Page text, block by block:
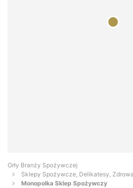
Orły Branży Spożywczej
Sklepy Spożywcze, Delikatesy,
Monopolka Sklep Spożywczy